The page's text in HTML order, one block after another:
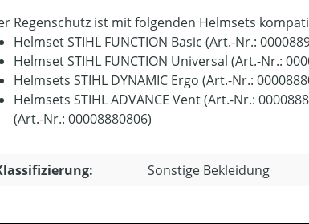
Regenschutz ist mit folgenden Helmsets
Helmset STIHL FUNCTION Basic (Art.-Nr.:
Helmset STIHL FUNCTION Universal (Art.-Nr.:
Helmsets STIHL DYNAMIC Ergo (Art.-Nr.:
Helmsets STIHL ADVANCE Vent (Art.-Nr.:
(Art.-Nr.: 00008880806)
Sonstige Bekleidung